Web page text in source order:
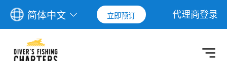
简体中文 立即预订 代理商登录